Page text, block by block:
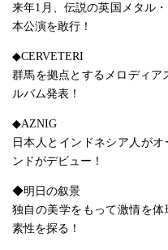
来年1月、伝説の英国メタル
本公演を敢行！
◆CERVETERI
群馬を拠点とするメロディア
ルバム発表！
◆AZNIG
日本人とインドネシア人が
ンドがデビュー！
◆明日の叙景
独自の美学をもって激情を
素性を探る！